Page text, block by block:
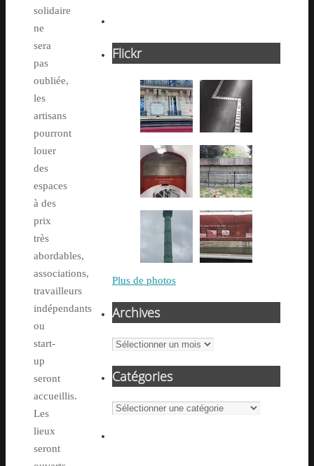
solidaire
ne
sera
pas
oubliée,
les
artisans
pourront
louer
des
espaces
à des
prix
très
abordables,
associations,
travailleurs
indépendants
ou
start-
up
seront
accueillis.
Les
lieux
seront
Flickr
Plus de photos
Archives
Archives
Catégories
Catégories